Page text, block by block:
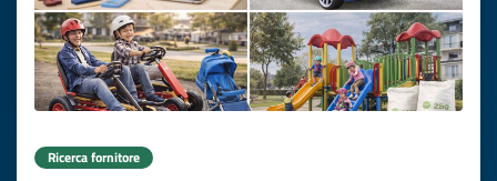
Ricerca fornitore